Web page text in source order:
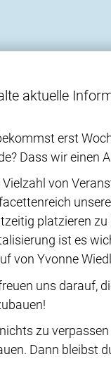
aktuelle
erst
Dass wir einen
Vielzahl von
platzieren
ist es
von Yvonne
uns darauf,
zu
Dann bleibst